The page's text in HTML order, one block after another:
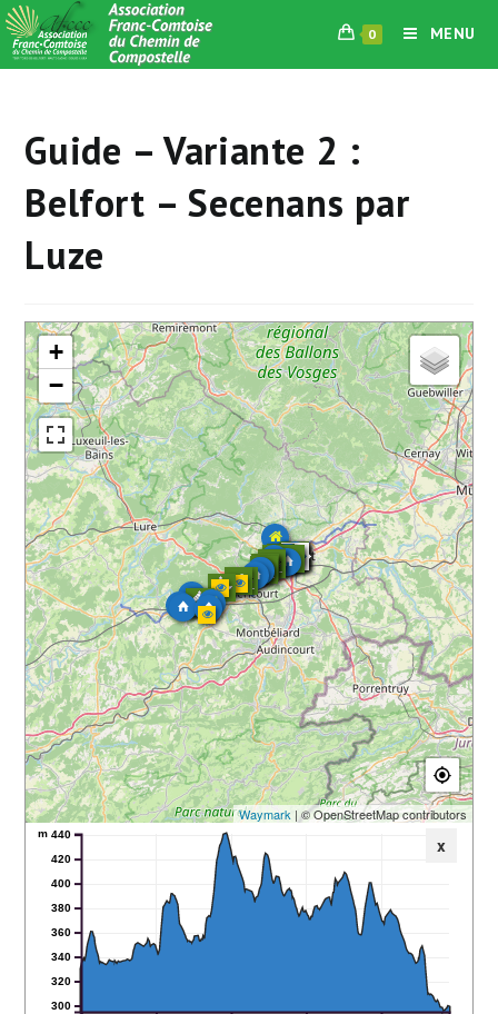
Skip
to
content
0 MENU
Guide – Variante 2 :
Belfort – Secenans par
Luze
+
−
Waymark | © OpenStreetMap contributors
x
300
320
340
360
380
400
420
440
m